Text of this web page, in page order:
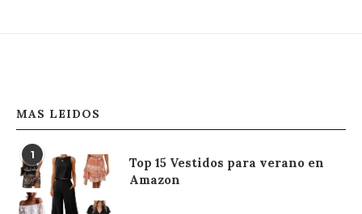
MAS LEIDOS
1
Top 15 Vestidos para verano en
Amazon